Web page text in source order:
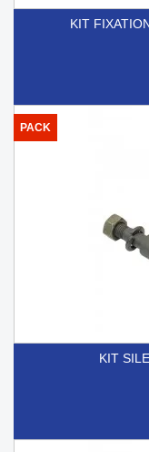
KIT
KIT
PACK